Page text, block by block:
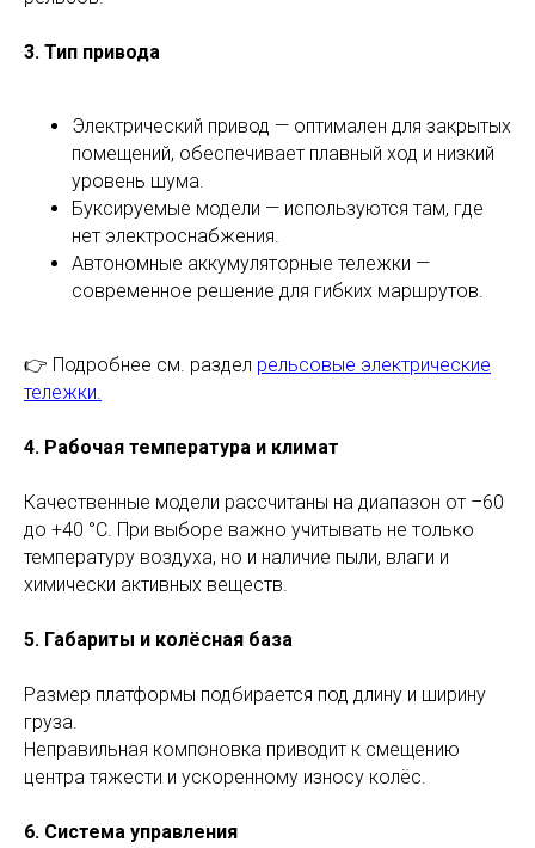
3. Тип привода
Электрический привод — оптимален для закрытых
помещений, обеспечивает плавный ход и низкий
уровень шума.
Буксируемые модели — используются там, где
нет электроснабжения.
Автономные аккумуляторные тележки —
современное решение для гибких маршрутов.
👉 Подробнее см. раздел рельсовые электрические
тележки.
4. Рабочая температура и климат
Качественные модели рассчитаны на диапазон от –60
до +40 °C. При выборе важно учитывать не только
температуру воздуха, но и наличие пыли, влаги и
химически активных веществ.
5. Габариты и колёсная база
Размер платформы подбирается под длину и ширину
груза.
Неправильная компоновка приводит к смещению
центра тяжести и ускоренному износу колёс.
6. Система управления